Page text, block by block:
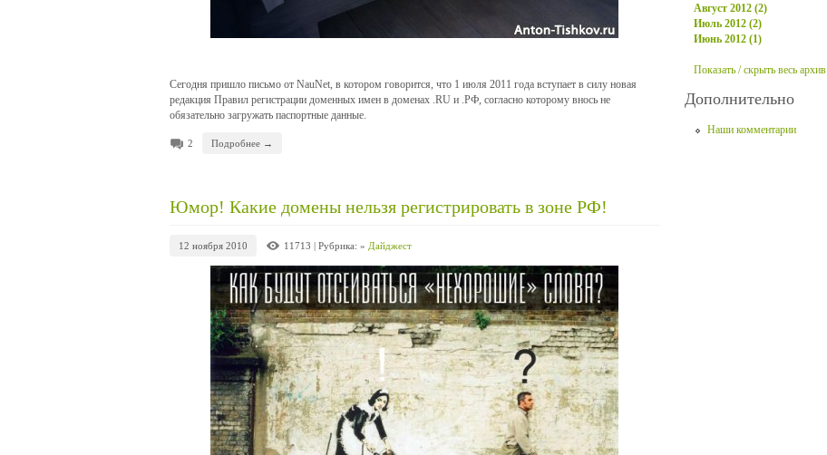
Сегодня пришло письмо от NauNet, в котором говорится, что 1 июля 2011 года вступает в силу новая
редакция Правил регистрации доменных имен в доменах .RU и .РФ, согласно которому внось не
обязательно загружать паспортные данные.
2 Подробнее →
Юмор! Какие домены нельзя регистрировать в зоне РФ!
12 ноября 2010 11713 | Рубрика: » Дайджест
Август 2012 (2)
Июль 2012 (2)
Июнь 2012 (1)
Показать / скрыть весь архив
Дополнительно
Наши комментарии